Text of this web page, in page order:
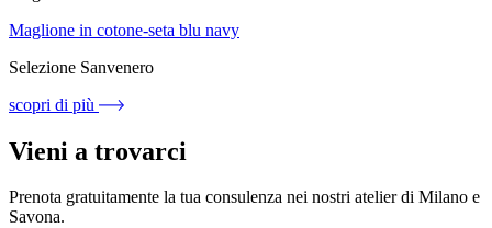
Maglione in cotone-seta blu navy
Selezione Sanvenero
scopri di più
Vieni a trovarci
Prenota gratuitamente la tua consulenza nei nostri atelier di Milano e
Savona.